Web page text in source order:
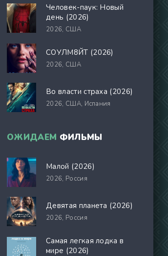
Человек-паук: Новый
день (2026)
2026, США
СОУЛМ8ЙТ (2026)
2026, США
Во власти страха (2026)
2026, США, Испания
ОЖИДАЕМ ФИЛЬМЫ
Малой (2026)
2026, Россия
Девятая планета (2026)
2026, Россия
Самая легкая лодка в
мире (2026)